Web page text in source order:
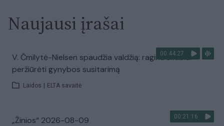
Naujausi įrašai
00:44:27
V. Čmilytė-Nielsen spaudžia valdžią: ragina skubiai
peržiūrėti gynybos susitarimą
Laidos ELTA savaitė
00:21:16
„Žinios“ 2026-08-09